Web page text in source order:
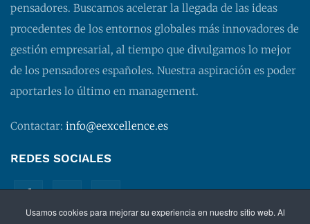
Usamos cookies para mejorar su experiencia en nuestro sitio web. Al
pensadores. Buscamos acelerar la llegada de las ideas
procedentes de los entornos globales más innovadores de
gestión empresarial, al tiempo que divulgamos lo mejor
de los pensadores españoles. Nuestra aspiración es poder
aportarles lo último en management.
Contactar: info@eexcellence.es
REDES SOCIALES